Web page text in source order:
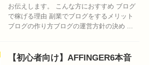
お伝えします。 こんな方におすすめ ブログ
で稼げる理由 副業でブログをするメリット
ブログの作り方ブログの運営方針の決め ...
【初心者向け】AFFINGER6本音